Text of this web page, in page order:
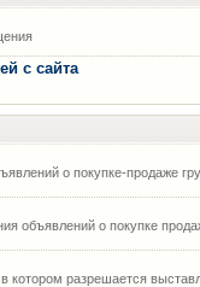
с сайта
о покупке-продаже
объявлений о покупке
разрешается